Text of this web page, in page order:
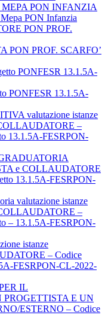
PON INFANZIA
PON Infanzia
PON PROF.
PON PROF. SCARFO’
PONFESR 13.1.5A-
PONFESR 13.1.5A-
valutazione istanze
–
13.1.5A-FESRPON-
e COLLAUDATORE
13.1.5A-FESRPON-
valutazione istanze
–
– 13.1.5A-FESRPON-
istanze
– Codice
FESRPON-CL-2022-
IL
E UN
ESTERNO – Codice